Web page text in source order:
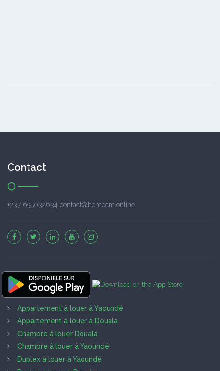
Contact
+237 695032634 contact@homecm.online
Appartement à louer à Yaoundé
Appartement à louer à Douala
Chambre à louer Douala
Chambre à louer à Yaoundé
Duplex à louer à Yaoundé